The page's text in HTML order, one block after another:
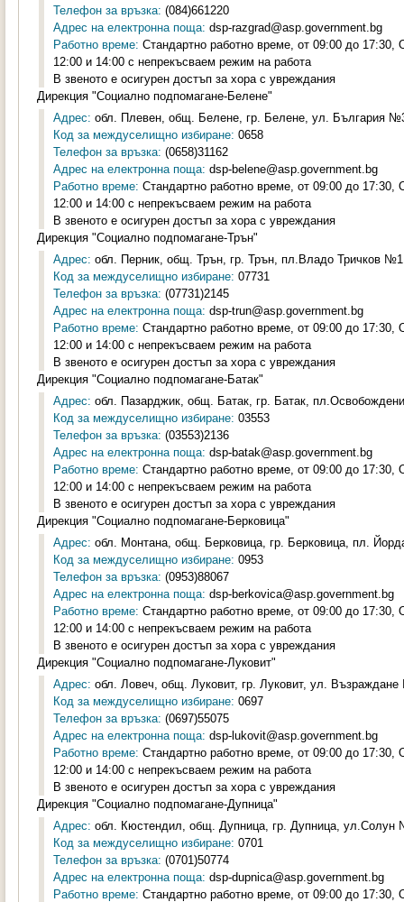
Телефон за връзка: (084)661220
Адрес на електронна поща: dsp-razgrad@asp.government.bg
Работно време: Стандартно работно време, от 09:00 до
12:00 и 14:00 с непрекъсваем режим на работа
В звеното е осигурен достъп за хора с увреждания
Дирекция "Социално подпомагане-Белене"
Адрес: обл. Плевен, общ. Белене, гр. Белене, ул. България
Код за междуселищно избиране: 0658
Телефон за връзка: (0658)31162
Адрес на електронна поща: dsp-belene@asp.government.bg
Работно време: Стандартно работно време, от 09:00 до
12:00 и 14:00 с непрекъсваем режим на работа
В звеното е осигурен достъп за хора с увреждания
Дирекция "Социално подпомагане-Трън"
Адрес: обл. Перник, общ. Трън, гр. Трън, пл.Владо Тричков
Код за междуселищно избиране: 07731
Телефон за връзка: (07731)2145
Адрес на електронна поща: dsp-trun@asp.government.bg
Работно време: Стандартно работно време, от 09:00 до
12:00 и 14:00 с непрекъсваем режим на работа
В звеното е осигурен достъп за хора с увреждания
Дирекция "Социално подпомагане-Батак"
Адрес: обл. Пазарджик, общ. Батак, гр. Батак,
Код за междуселищно избиране: 03553
Телефон за връзка: (03553)2136
Адрес на електронна поща: dsp-batak@asp.government.bg
Работно време: Стандартно работно време, от 09:00 до
12:00 и 14:00 с непрекъсваем режим на работа
В звеното е осигурен достъп за хора с увреждания
Дирекция "Социално подпомагане-Берковица"
Адрес: обл. Монтана, общ. Берковица, гр. Берковица, пл.
Код за междуселищно избиране: 0953
Телефон за връзка: (0953)88067
Адрес на електронна поща: dsp-berkovica@asp.government.bg
Работно време: Стандартно работно време, от 09:00 до
12:00 и 14:00 с непрекъсваем режим на работа
В звеното е осигурен достъп за хора с увреждания
Дирекция "Социално подпомагане-Луковит"
Адрес: обл. Ловеч, общ. Луковит, гр. Луковит, ул.
Код за междуселищно избиране: 0697
Телефон за връзка: (0697)55075
Адрес на електронна поща: dsp-lukovit@asp.government.bg
Работно време: Стандартно работно време, от 09:00 до
12:00 и 14:00 с непрекъсваем режим на работа
В звеното е осигурен достъп за хора с увреждания
Дирекция "Социално подпомагане-Дупница"
Адрес: обл. Кюстендил, общ. Дупница, гр. Дупница, ул.Солун
Код за междуселищно избиране: 0701
Телефон за връзка: (0701)50774
Адрес на електронна поща: dsp-dupnica@asp.government.bg
Работно време: Стандартно работно време, от 09:00 до